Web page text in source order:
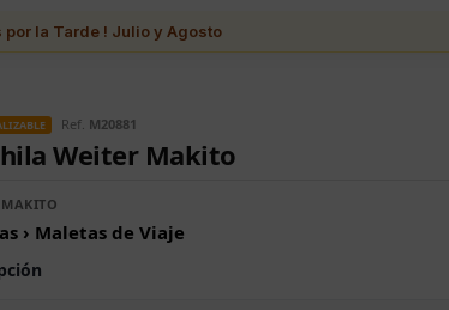
por la Tarde ! Julio y Agosto
Ref. M20881
Weiter Makito
› Maletas de Viaje